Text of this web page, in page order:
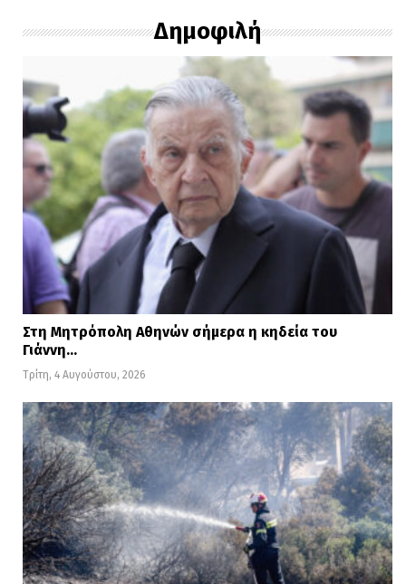
Δημοφιλή
Στη Μητρόπολη Αθηνών σήμερα η κηδεία του
Γιάννη…
Τρίτη, 4 Αυγούστου, 2026